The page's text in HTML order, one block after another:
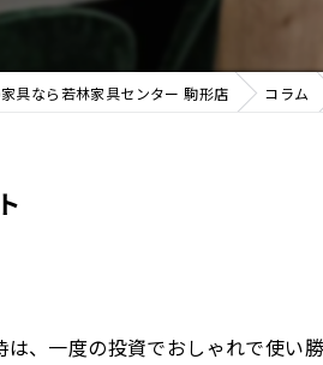
修理
おしゃれ
具なら若林家具センター 駒形店 コラム
、一度の投資でおしゃれで使